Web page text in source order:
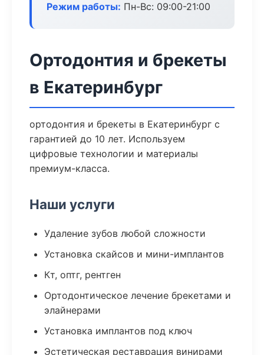
Режим работы: Пн-Вс: 09:00-21:00
Ортодонтия и брекеты
в Екатеринбург
ортодонтия и брекеты в Екатеринбург с
гарантией до 10 лет. Используем
цифровые технологии и материалы
премиум-класса.
Наши услуги
Удаление зубов любой сложности
Установка скайсов и мини-имплантов
Кт, оптг, рентген
Ортодонтическое лечение брекетами и
элайнерами
Установка имплантов под ключ
Эстетическая реставрация винирами